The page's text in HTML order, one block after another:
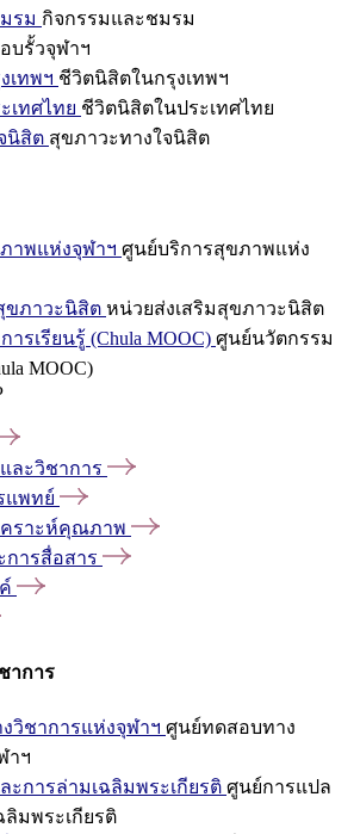
รม กิจกรรมและชมรม
บรั้วจุฬาฯ
เทพฯ ชีวิตนิสิตในกรุงเทพฯ
เทศไทย ชีวิตนิสิตในประเทศไทย
นิสิต สุขภาวะทางใจนิสิต
าพแห่งจุฬาฯ ศูนย์บริการสุขภาพแห่ง
ขภาวะนิสิต หน่วยส่งเสริมสุขภาวะนิสิต
รเรียนรู้ (Chula MOOC) ศูนย์นวัตกรรม
MOOC)
ละวิชาการ
แพทย์
คราะห์คุณภาพ
การสื่อสาร
าการ
วิชาการแห่งจุฬาฯ ศูนย์ทดสอบทาง
าฯ
ะการล่ามเฉลิมพระเกียรติ ศูนย์การแปล
ลิมพระเกียรติ